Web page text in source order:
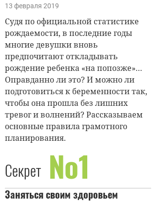
13 февраля 2019
Судя по официальной статистике
рождаемости, в последние годы
многие девушки вновь
предпочитают откладывать
рождение ребенка «на попозже»…
Оправданно ли это? И можно ли
подготовиться к беременности так,
чтобы она прошла без лишних
тревог и волнений? Рассказываем
основные правила грамотного
планирования.
Секрет №1
Заняться своим здоровьем